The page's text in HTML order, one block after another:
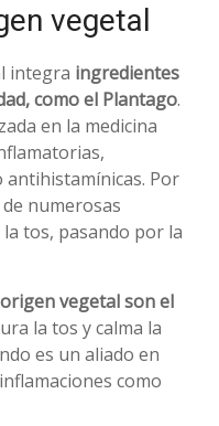
vegetal
integra ingredientes
como el Plantago.
en la medicina
Por
numerosas
tos, pasando por la
vegetal son el
la tos y calma la
es un aliado en
como